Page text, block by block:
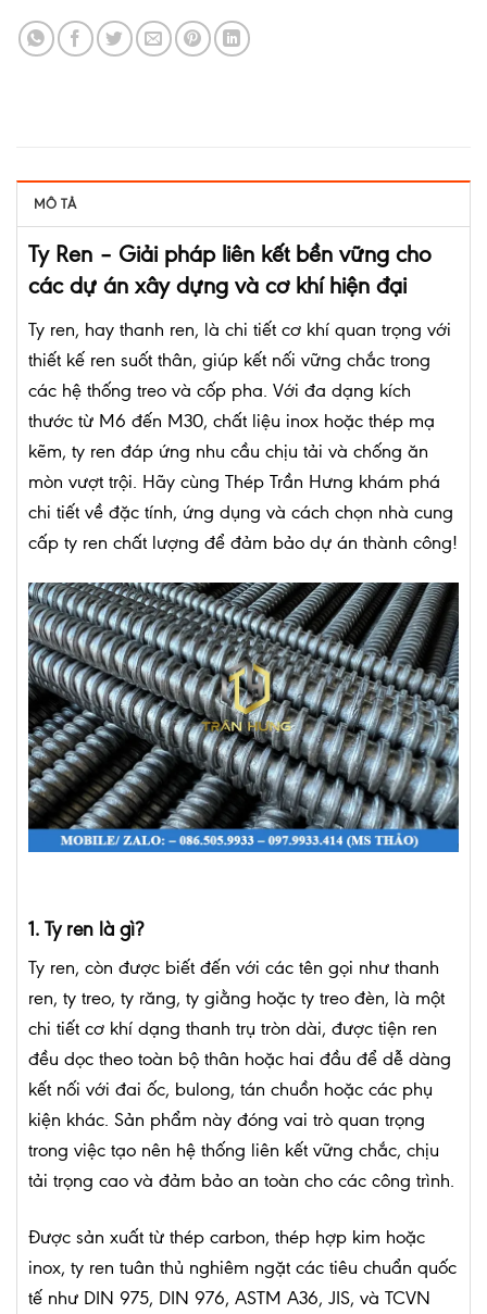
MÔ TẢ
Ty Ren – Giải pháp liên kết bền vững cho
các dự án xây dựng và cơ khí hiện đại
Ty ren, hay thanh ren, là chi tiết cơ khí quan trọng với
thiết kế ren suốt thân, giúp kết nối vững chắc trong
các hệ thống treo và cốp pha. Với đa dạng kích
thước từ M6 đến M30, chất liệu inox hoặc thép mạ
kẽm, ty ren đáp ứng nhu cầu chịu tải và chống ăn
mòn vượt trội. Hãy cùng Thép Trần Hưng khám phá
chi tiết về đặc tính, ứng dụng và cách chọn nhà cung
cấp ty ren chất lượng để đảm bảo dự án thành công!
1. Ty ren là gì?
Ty ren, còn được biết đến với các tên gọi như thanh
ren, ty treo, ty răng, ty giằng hoặc ty treo đèn, là một
chi tiết cơ khí dạng thanh trụ tròn dài, được tiện ren
đều dọc theo toàn bộ thân hoặc hai đầu để dễ dàng
kết nối với đai ốc, bulong, tán chuồn hoặc các phụ
kiện khác. Sản phẩm này đóng vai trò quan trọng
trong việc tạo nên hệ thống liên kết vững chắc, chịu
tải trọng cao và đảm bảo an toàn cho các công trình.
Được sản xuất từ thép carbon, thép hợp kim hoặc
inox, ty ren tuân thủ nghiêm ngặt các tiêu chuẩn quốc
tế như DIN 975, DIN 976, ASTM A36, JIS, và TCVN